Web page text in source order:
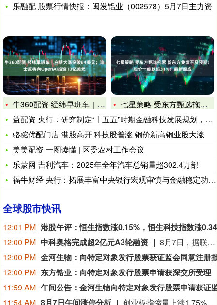
乐融配 股票行情快报：闽发铝业（002578）5月7日主力资
牛360配资 经纬早班车｜白银大涨突破64美元；迪士尼将向O
七星策略 受东方甄选拖累 新东方业绩不及预期！股价一度跌超3
益配资 央行：研究制定“十五五”时期金融科技发展规划，稳妥有
骆驼优配门店 港股高开 科技股普涨 铜价新高铜业股大涨
美美配资 一图读懂 | 区委农村工作会议
乐蒙网 吉利汽车：2025年全年汽车总销量超302.4万部
福牛财经 央行：拓展丰富中央银行宏观审慎与金融稳定功能 创新
全球股市快讯
12:01 PM
12:00 PM 中科奥格完成超2亿元A3轮融资
8月7日，据联想创投消息，中国异种移植领域的企业成都中科奥格生物科技有限公司于2026年8月宣布完成超2亿元A3轮融资。本轮融资由中科创星领投，联想创投、牧原集团、威高血净、华立集团、华方资本、成都科创投跟投，老股东贝达基金、光合创投持续加注。凯乘资本担任独家财务顾问。本轮资金将主要用于异种移植产品的临床试验申报与推进、DPF级医用供体猪产能扩建、产业基地建设及新一代多基因编辑供体猪开发。
12:00 PM
12:00 PM 东方锆业：向特定对象发行股票申请获深交所受理
11:59 AM
11:54 AM 8月7日午间涨停分析
创业板指缩量上涨1.75%，医药、算力硬件股持续爆发。宝鼎科技、云南锗业、汇绿生态、沃格光电、百花医药均4连板，一图看懂>>